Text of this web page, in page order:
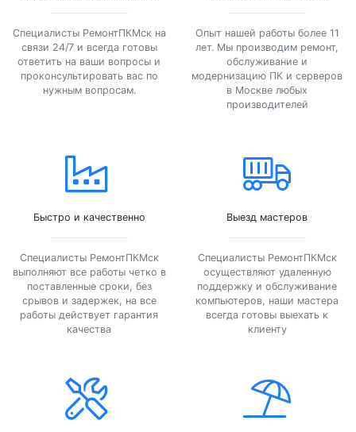
Специалисты РемонтПКМск на
связи 24/7 и всегда готовы
ответить на ваши вопросы и
проконсультировать вас по
нужным вопросам.
Опыт нашей работы более 11
лет. Мы производим ремонт,
обслуживание и
модернизацию ПК и серверов
в Москве любых
производителей
Быстро и качественно
Специалисты РемонтПКМск
выполняют все работы четко в
поставленные сроки, без
срывов и задержек, на все
работы действует гарантия
качества
Выезд мастеров
Специалисты РемонтПКМск
осуществляют удаленную
поддержку и обслуживание
компьютеров, наши мастера
всегда готовы выехать к
клиенту